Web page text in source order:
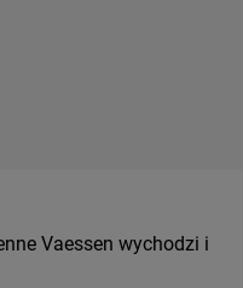
Vaessen wychodzi i